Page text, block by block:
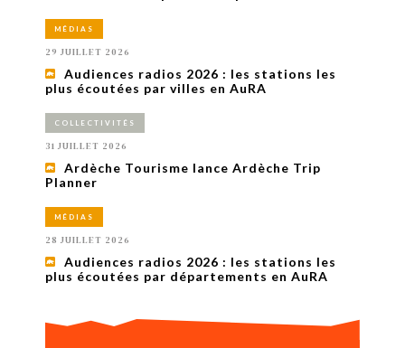
MÉDIAS
29 JUILLET 2026
Audiences radios 2026 : les stations les
plus écoutées par villes en AuRA
COLLECTIVITÉS
31 JUILLET 2026
Ardèche Tourisme lance Ardèche Trip
Planner
MÉDIAS
28 JUILLET 2026
Audiences radios 2026 : les stations les
plus écoutées par départements en AuRA